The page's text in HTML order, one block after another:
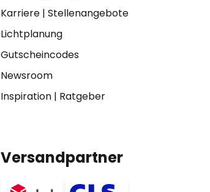
Karriere| Stellenangebote
Lichtplanung
Gutscheincodes
Newsroom
Inspiration| Ratgeber
Versandpartner